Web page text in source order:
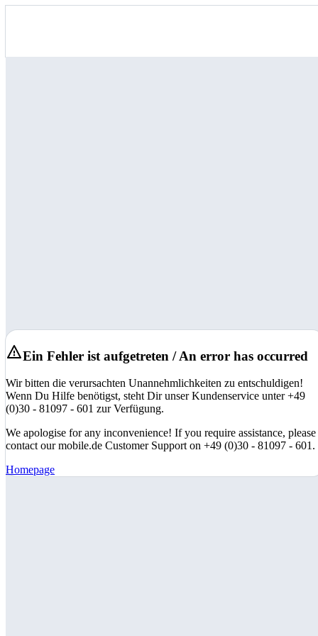
Ein Fehler ist aufgetreten / An error has occurred
Wir bitten die verursachten Unannehmlichkeiten zu entschuldigen!
Wenn Du Hilfe benötigst, steht Dir unser Kundenservice unter +49
(0)30 - 81097 - 601 zur Verfügung.
We apologise for any inconvenience! If you require assistance, please
contact our mobile.de Customer Support on +49 (0)30 - 81097 - 601.
Homepage